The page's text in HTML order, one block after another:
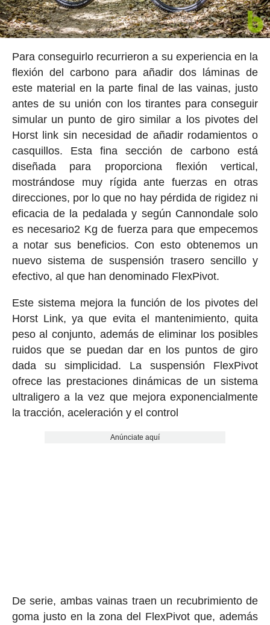
Para conseguirlo recurrieron a su experiencia en la
flexión del carbono para añadir dos láminas de
este material en la parte final de las vainas, justo
antes de su unión con los tirantes para conseguir
simular un punto de giro similar a los pivotes del
Horst link sin necesidad de añadir rodamientos o
casquillos. Esta fina sección de carbono está
diseñada para proporciona flexión vertical,
mostrándose muy rígida ante fuerzas en otras
direcciones, por lo que no hay pérdida de rigidez ni
eficacia de la pedalada y según Cannondale solo
es necesario2 Kg de fuerza para que empecemos
a notar sus beneficios. Con esto obtenemos un
nuevo sistema de suspensión trasero sencillo y
efectivo, al que han denominado FlexPivot.
Este sistema mejora la función de los pivotes del
Horst Link, ya que evita el mantenimiento, quita
peso al conjunto, además de eliminar los posibles
ruidos que se puedan dar en los puntos de giro
dada su simplicidad. La suspensión FlexPivot
ofrece las prestaciones dinámicas de un sistema
ultraligero a la vez que mejora exponencialmente
la tracción, aceleración y el control
Anúnciate aquí
De serie, ambas vainas traen un recubrimiento de
goma justo en la zona del FlexPivot que, además